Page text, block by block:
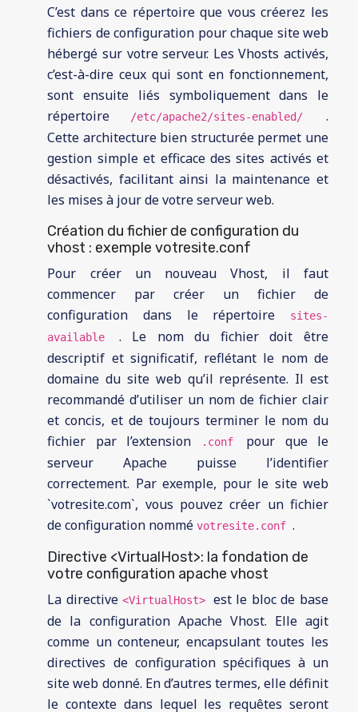
C’est dans ce répertoire que vous créerez les
fichiers de configuration pour chaque site web
hébergé sur votre serveur. Les Vhosts activés,
c’est-à-dire ceux qui sont en fonctionnement,
sont ensuite liés symboliquement dans le
répertoire
/etc/apache2/sites-enabled/ .
Cette architecture bien structurée permet une
gestion simple et efficace des sites activés et
désactivés, facilitant ainsi la maintenance et
les mises à jour de votre serveur web.
Création du fichier de configuration du
vhost : exemple votresite.conf
Pour créer un nouveau Vhost, il faut
commencer par créer un fichier de
configuration dans le répertoire
sites-
available . Le nom du fichier doit être
descriptif et significatif, reflétant le nom de
domaine du site web qu’il représente. Il est
recommandé d’utiliser un nom de fichier clair
et concis, et de toujours terminer le nom du
fichier par l’extension
.conf pour que le
serveur Apache puisse l’identifier
correctement. Par exemple, pour le site web
`votresite.com`, vous pouvez créer un fichier
de configuration nommévotresite.conf.
Directive <VirtualHost>: la fondation de
votre configuration apache vhost
La directive<VirtualHost> est le bloc de base
de la configuration Apache Vhost. Elle agit
comme un conteneur, encapsulant toutes les
directives de configuration spécifiques à un
site web donné. En d’autres termes, elle définit
le contexte dans lequel les requêtes seront